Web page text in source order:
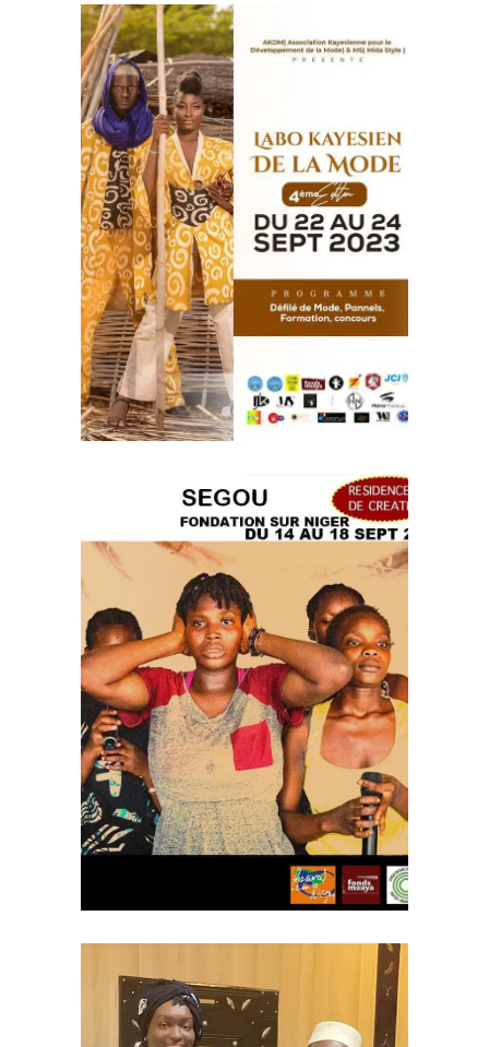
ACTUALITE DE NOS
BENEFICIARES
Le festival de mode « Labo
Kayesien », organisé par Mida
Style, se déroulera du 22 au 24
septembre dans la ville de
Kayes, surnommée la « cité
des rails ». Ce prometteur
événement réunira des
acteurs culturels et des
artistes autour de la mode,
soutenu par la subvention
#012 du Fonds Maaya.
ACTUALITE DE NOS
BENEFICIARES
Le projet « Elles encore Elles »